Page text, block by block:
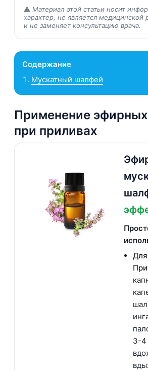
⚠️ Материал этой статьи носит
характер, не является медицинской
и не заменяет консультацию врача.
Содержание
Мускатный шалфей
Применение
при приливах
3-4